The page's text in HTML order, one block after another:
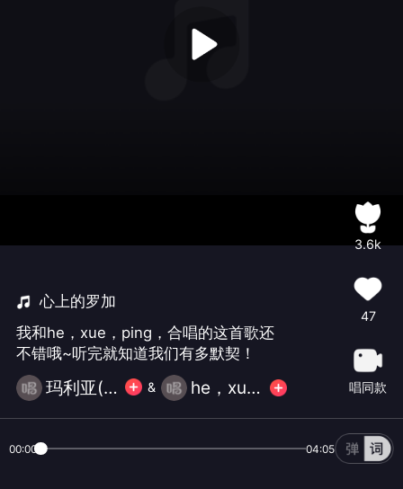
心上的罗加
我和he，xue，ping，合唱的这首歌还
不错哦~听完就知道我们有多默契！
玛利亚(不玩大礼） & he，xue，ping，
3.6k
47
唱同款
00:00 04:05